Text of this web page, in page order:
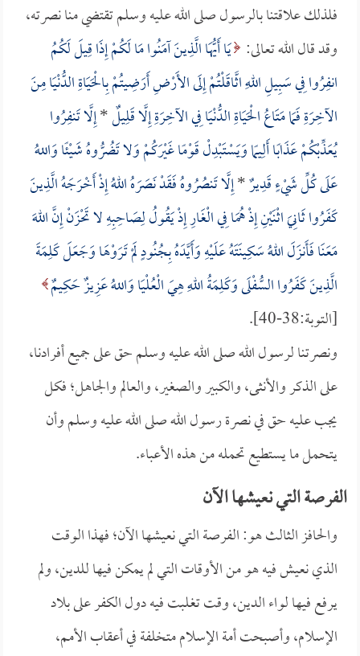
فلذلك علاقتنا بالرسول صلى الله عليه وسلم تقتضي منا نصرته،
وقد قال الله تعالى: يَا أَيُّهَا الَّذِينَ آمَنُوا مَا لَكُمْ إِذَا قِيلَ لَكُمُ
انفِرُوا فِي سَبِيلِ اللهِ اثَّاقَلْتُمْ إِلَى الأَرْضِ أَرَضِيتُمْ بِالْحَيَاةِ الدُّنْيَا مِنَ
الآخِرَةِ فَمَا مَتَاعُ الْحَيَاةِ الدُّنْيَا فِي الآخِرَةِ إِلَّا قَلِيلٌ*إِلَّا تَنفِرُوا
يُعَذِّبْكُمْ عَذَابًا أَلِيمًا وَيَسْتَبْدِلْ قَوْمًا غَيْرَكُمْ وَلا تَضُرُّوهُ شَيْئًا وَاللهُ
عَلَى كُلِّ شَيْءٍ قَدِيرٌ*إِلَّا تَنصُرُوهُ فَقَدْ نَصَرَهُ اللهُ إِذْ أَخْرَجَهُ الَّذِينَ
كَفَرُوا ثَانِيَ اثْنَيْنِ إِذْ هُمَا فِي الْغَارِ إِذْ يَقُولُ لِصَاحِبِهِ لا تَحْزَنْ إِنَّ اللهَ
مَعَنَا فَأَنزَلَ اللهُ سَكِينَتَهُ عَلَيْهِ وَأَيَّدَهُ بِجُنُودٍ لَمْ تَرَوْهَا وَجَعَلَ كَلِمَةَ
الَّذِينَ كَفَرُوا السُّفْلَى وَكَلِمَةُ اللهِ هِيَ الْعُلْيَا وَاللهُ عَزِيزٌ حَكِيمٌ
[التوبة:38-40].
ونصرتنا لرسول الله صلى الله عليه وسلم حق على جميع أفرادنا،
على الذكر والأنثى، والكبير والصغير، والعالم والجاهل؛ فكل
يجب عليه حق في نصرة رسول الله صلى الله عليه وسلم وأن
يتحمل ما يستطيع تحمله من هذه الأعباء.
الفرصة التي نعيشها الآن
والحافز الثالث هو: الفرصة التي نعيشها الآن؛ فهذا الوقت
الذي نعيش فيه هو من الأوقات التي لم يمكن فيها للدين، ولم
يرفع فيها لواء الدين، وقت تغلبت فيه دول الكفر على بلاد
الإسلام، وأصبحت أمة الإسلام متخلفة في أعقاب الأمم،